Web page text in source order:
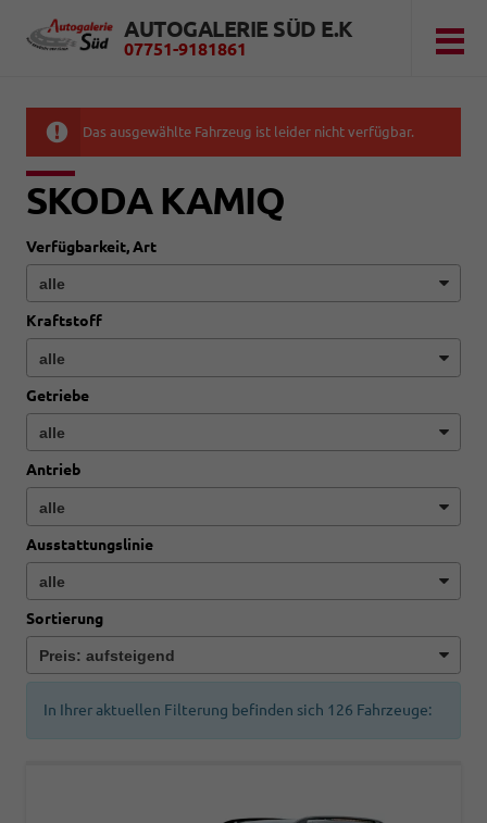
AUTOGALERIE SÜD E.K
07751-9181861
Das ausgewählte Fahrzeug ist leider nicht verfügbar.
SKODA KAMIQ
Verfügbarkeit, Art
Kraftstoff
Getriebe
Antrieb
Ausstattungslinie
Sortierung
In Ihrer aktuellen Filterung befinden sich 126 Fahrzeuge: